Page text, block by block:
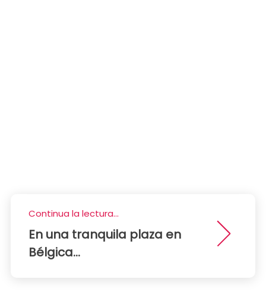
Continua la lectura...
En una tranquila plaza en
Bélgica...